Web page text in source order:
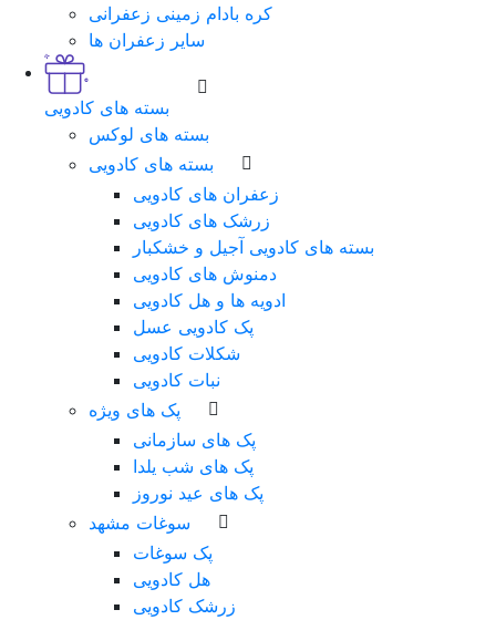
کره بادام زمینی زعفرانی
سایر زعفران ها
بسته های کادویی
بسته های لوکس
بسته های کادویی
زعفران های کادویی
زرشک های کادویی
بسته های کادویی آجیل و خشکبار
دمنوش های کادویی
ادویه ها و هل کادویی
پک کادویی عسل
شکلات کادویی
نبات کادویی
پک های ویژه
پک های سازمانی
پک های شب یلدا
پک های عید نوروز
سوغات مشهد
پک سوغات
هل کادویی
زرشک کادویی